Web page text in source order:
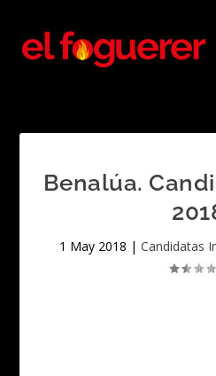
Benalúa.
1 May 2018 | Candidatas